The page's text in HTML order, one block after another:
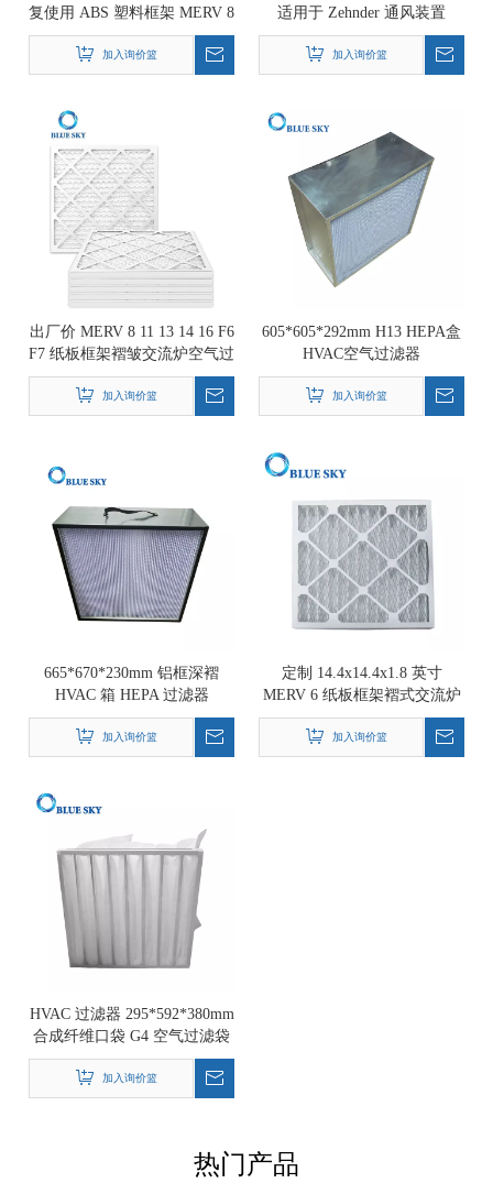
复使用 ABS 塑料框架 MERV 8
11 13 深褶空调 HVAC 炉空气
过滤器
加入询价篮
适用于 Zehnder 通风装置
Comfoair Q350 / Q450 / Q600
加入询价篮
出厂价 MERV 8 11 13 14 16 F6
F7 纸板框架褶皱交流炉空气过
滤器适用于 HVAC 系统
加入询价篮
605*605*292mm H13 HEPA盒
HVAC空气过滤器
加入询价篮
665*670*230mm 铝框深褶
HVAC 箱 HEPA 过滤器
加入询价篮
定制 14.4x14.4x1.8 英寸
MERV 6 纸板框架褶式交流炉
空气过滤器
加入询价篮
HVAC 过滤器 295*592*380mm
合成纤维口袋 G4 空气过滤袋
加入询价篮
热门产品